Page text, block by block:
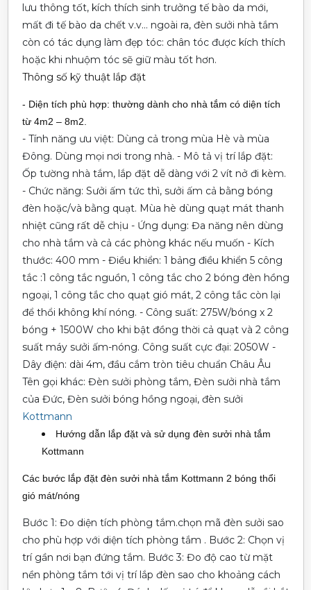
lưu thông tốt, kích thích sinh trưởng tế bào da mới,
mất đi tế bào da chết v.v… ngoài ra, đèn sưởi nhà tắm
còn có tác dụng làm đẹp tóc: chân tóc được kích thích
hoặc khi nhuộm tóc sẽ giữ màu tốt hơn.
Thông số kỹ thuật lắp đặt
- Diện tích phù hợp: thường dành cho nhà tắm có diện tích
từ 4m2 – 8m2.
- Tính năng ưu việt: Dùng cả trong mùa Hè và mùa
Đông. Dùng mọi nơi trong nhà. - Mô tả vị trí lắp đặt:
Ốp tường nhà tắm, lắp đặt dễ dàng với 2 vít nở đi kèm.
- Chức năng: Sưởi ấm tức thì, sưởi ấm cả bằng bóng
đèn hoặc/và bằng quạt. Mùa hè dùng quạt mát thanh
nhiệt cũng rất dễ chịu - Ứng dụng: Đa năng nên dùng
cho nhà tắm và cả các phòng khác nếu muốn - Kích
thước: 400 mm - Điều khiển: 1 bảng điều khiển 5 công
tắc :1 công tắc nguồn, 1 công tắc cho 2 bóng đèn hồng
ngoại, 1 công tắc cho quạt gió mát, 2 công tắc còn lại
để thổi không khí nóng. - Công suất: 275W/bóng x 2
bóng + 1500W cho khi bật đồng thời cả quạt và 2 công
suất máy sưởi ấm-nóng. Công suất cực đại: 2050W -
Dây điện: dài 4m, đầu cắm tròn tiêu chuẩn Châu Âu
Tên gọi khác: Đèn sưởi phòng tắm, Đèn sưởi nhà tắm
của Đức, Đèn sưởi bóng hồng ngoại, đèn sưởi
Kottmann
Hướng dẫn lắp đặt và sử dụng đèn sưởi nhà tắm
Kottmann
Các bước lắp đặt đèn sưởi nhà tắm Kottmann 2 bóng thổi
gió mát/nóng
Bước 1: Đo diện tích phòng tắm.chọn mã đèn sưởi sao
cho phù hợp với diện tích phòng tắm . Bước 2: Chọn vị
trí gần nơi bạn đứng tắm. Bước 3: Đo độ cao từ mặt
nền phòng tắm tới vị trí lắp đèn sao cho khoảng cách